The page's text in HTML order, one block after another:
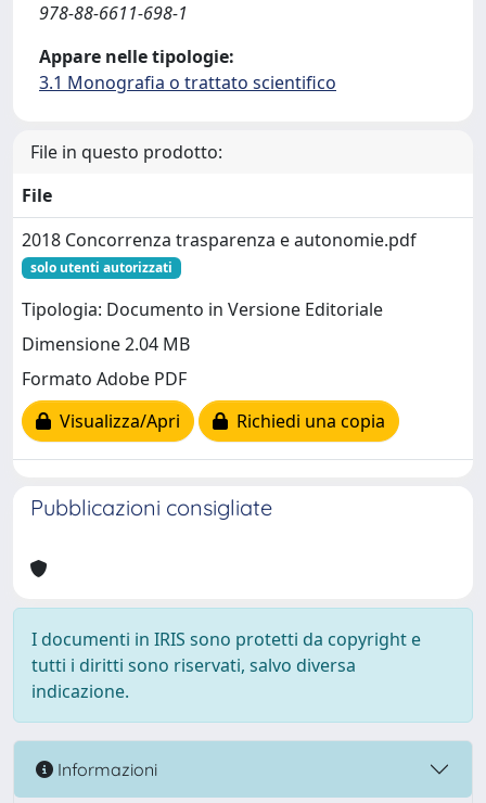
978-88-6611-698-1
Appare nelle tipologie:
3.1 Monografia o trattato scientifico
File in questo prodotto:
File
2018 Concorrenza trasparenza e autonomie.pdf
solo utenti autorizzati
Tipologia: Documento in Versione Editoriale
Dimensione 2.04 MB
Formato Adobe PDF
Visualizza/Apri
Richiedi una copia
Pubblicazioni consigliate
I documenti in IRIS sono protetti da copyright e
tutti i diritti sono riservati, salvo diversa
indicazione.
Informazioni